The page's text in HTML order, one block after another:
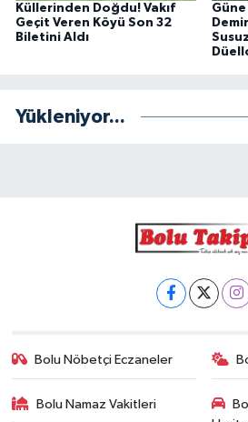
Küllerinden Doğdu! Vakıf
Geçit Veren Köyü Son 32
Biletini Aldı
Yükleniyor...
Bolu Nöbetçi Eczaneler
Bolu Namaz Vakitleri